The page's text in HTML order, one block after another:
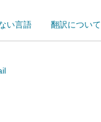
い言語
翻訳について